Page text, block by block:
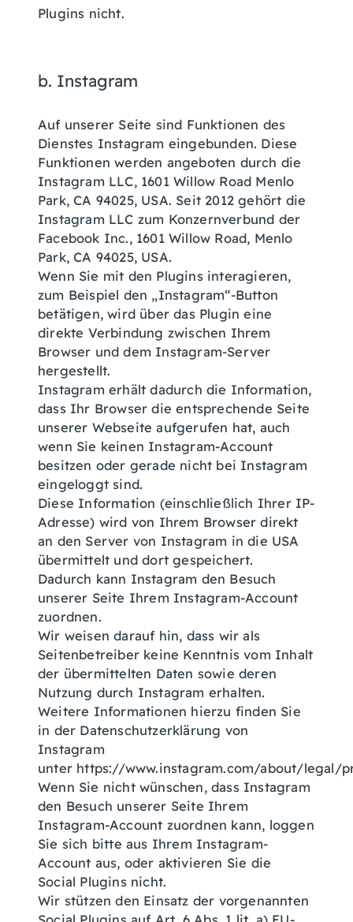
Plugins nicht.
b. Instagram
Auf unserer Seite sind Funktionen des
Dienstes Instagram eingebunden. Diese
Funktionen werden angeboten durch die
Instagram LLC, 1601 Willow Road Menlo
Park, CA 94025, USA. Seit 2012 gehört die
Instagram LLC zum Konzernverbund der
Facebook Inc., 1601 Willow Road, Menlo
Park, CA 94025, USA.
Wenn Sie mit den Plugins interagieren,
zum Beispiel den „Instagram“-Button
betätigen, wird über das Plugin eine
direkte Verbindung zwischen Ihrem
Browser und dem Instagram-Server
hergestellt.
Instagram erhält dadurch die Information,
dass Ihr Browser die entsprechende Seite
unserer Webseite aufgerufen hat, auch
wenn Sie keinen Instagram-Account
besitzen oder gerade nicht bei Instagram
eingeloggt sind.
Diese Information (einschließlich Ihrer IP-
Adresse) wird von Ihrem Browser direkt
an den Server von Instagram in die USA
übermittelt und dort gespeichert.
Dadurch kann Instagram den Besuch
unserer Seite Ihrem Instagram-Account
zuordnen.
Wir weisen darauf hin, dass wir als
Seitenbetreiber keine Kenntnis vom Inhalt
der übermittelten Daten sowie deren
Nutzung durch Instagram erhalten.
Weitere Informationen hierzu finden Sie
in der Datenschutzerklärung von
Instagram
unter https://www.instagram.com/about/legal/
Wenn Sie nicht wünschen, dass Instagram
den Besuch unserer Seite Ihrem
Instagram-Account zuordnen kann, loggen
Sie sich bitte aus Ihrem Instagram-
Account aus, oder aktivieren Sie die
Social Plugins nicht.
Wir stützen den Einsatz der vorgenannten